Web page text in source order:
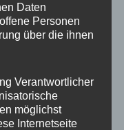
JR
JRX1 & JRX2
Mattschwarz
Daten
Personen
über die ihnen
Verantwortlicher
möglichst
Internetseite